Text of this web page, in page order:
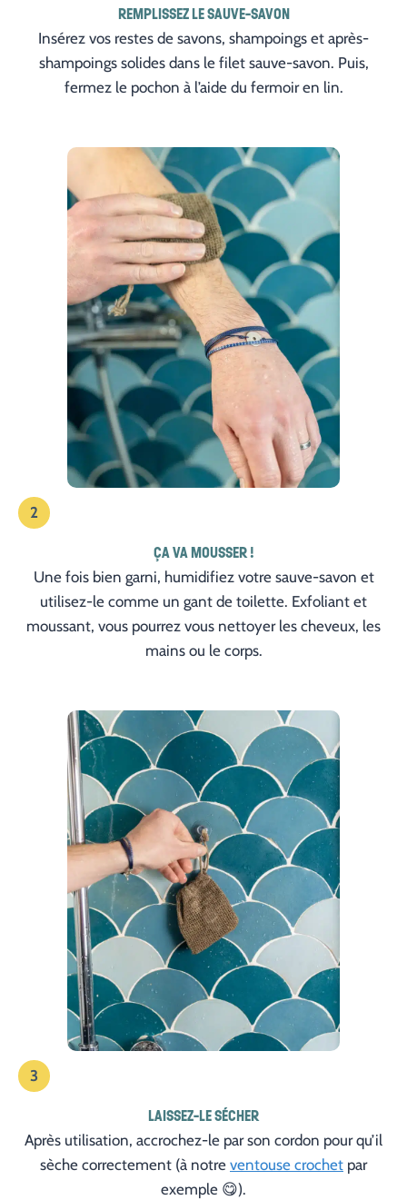
REMPLISSEZ LE SAUVE-SAVON
Insérez vos restes de savons, shampoings et après-
shampoings solides dans le filet sauve-savon. Puis,
fermez le pochon à l’aide du fermoir en lin.
2
ÇA VA MOUSSER !
Une fois bien garni, humidifiez votre sauve-savon et
utilisez-le comme un gant de toilette. Exfoliant et
moussant, vous pourrez vous nettoyer les cheveux, les
mains ou le corps.
3
LAISSEZ-LE SÉCHER
Après utilisation, accrochez-le par son cordon pour qu’il
sèche correctement (à notre ventouse crochet par
exemple 😋).